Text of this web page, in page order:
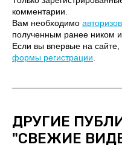
комментарии.
Вам необходимо
полученным ранее ником
Если вы впервые на
формы регистрации
ДРУГИЕ
"СВЕЖИЕ